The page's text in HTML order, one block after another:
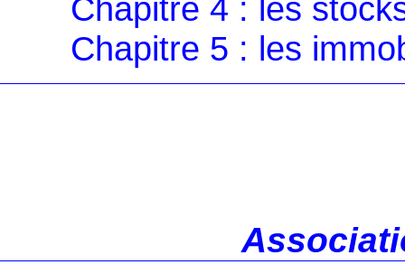
Chapitre 4 : les
Chapitre 5 : les